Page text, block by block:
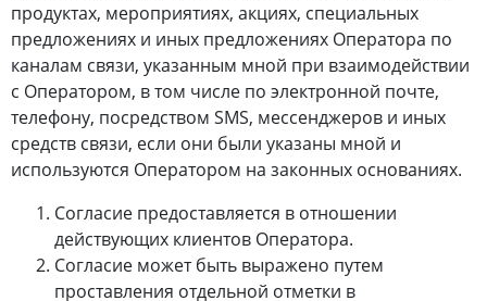
продуктах, мероприятиях, акциях, специальных
предложениях и иных предложениях Оператора по
каналам связи, указанным мной при взаимодействии
с Оператором, в том числе по электронной почте,
телефону, посредством SMS, мессенджеров и иных
средств связи, если они были указаны мной и
используются Оператором на законных основаниях.
Согласие предоставляется в отношении
действующих клиентов Оператора.
Согласие может быть выражено путем
проставления отдельной отметки в